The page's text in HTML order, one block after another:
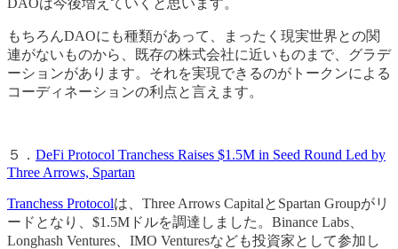
もちろんDAOにも種類があって、まったく現実世界との関
連がないものから、既存の株式会社に近いものまで、グラデ
ーションがあります。それを実現できるのがトークンによる
コーディネーションの利点と言えます。
５． DeFi Protocol Tranchess Raises $1.5M in Seed Round Led by
Three Arrows, Spartan
Tranchess Protocolは、Three Arrows CapitalとSpartan Groupがリ
ードとなり、$1.5Mドルを調達しました。Binance Labs、
Longhash Ventures、IMO Venturesなども投資家として参加し